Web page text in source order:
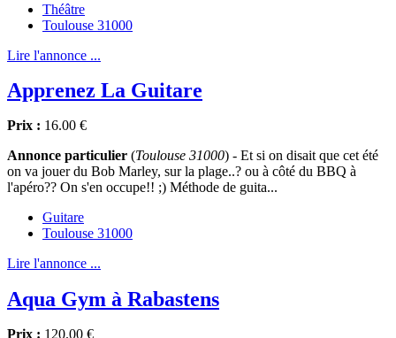
Théâtre
Toulouse 31000
Lire l'annonce ...
Apprenez La Guitare
Prix : 16.00 €
Annonce particulier (Toulouse 31000) - Et si on disait que cet été
on va jouer du Bob Marley, sur la plage..? ou à côté du BBQ à
l'apéro?? On s'en occupe!! ;) Méthode de guita...
Guitare
Toulouse 31000
Lire l'annonce ...
Aqua Gym à Rabastens
Prix : 120.00 €